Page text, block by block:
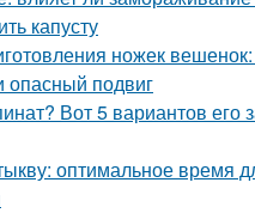
капусту
ножек
опасный подвиг
Вот 5 вариантов его
оптимальное время